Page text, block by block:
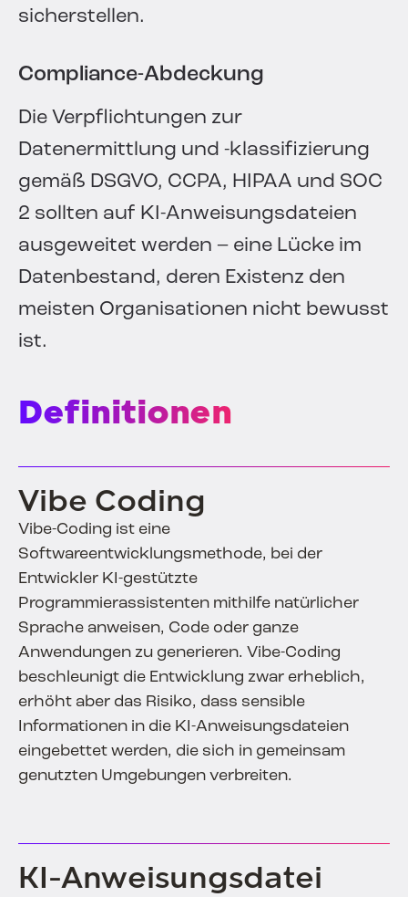
sicherstellen.
Compliance-Abdeckung
Die Verpflichtungen zur
Datenermittlung und -klassifizierung
gemäß DSGVO, CCPA, HIPAA und SOC
2 sollten auf KI-Anweisungsdateien
ausgeweitet werden – eine Lücke im
Datenbestand, deren Existenz den
meisten Organisationen nicht bewusst
ist.
Definitionen
Vibe Coding
Vibe-Coding ist eine
Softwareentwicklungsmethode, bei der
Entwickler KI-gestützte
Programmierassistenten mithilfe natürlicher
Sprache anweisen, Code oder ganze
Anwendungen zu generieren. Vibe-Coding
beschleunigt die Entwicklung zwar erheblich,
erhöht aber das Risiko, dass sensible
Informationen in die KI-Anweisungsdateien
eingebettet werden, die sich in gemeinsam
genutzten Umgebungen verbreiten.
KI-Anweisungsdatei